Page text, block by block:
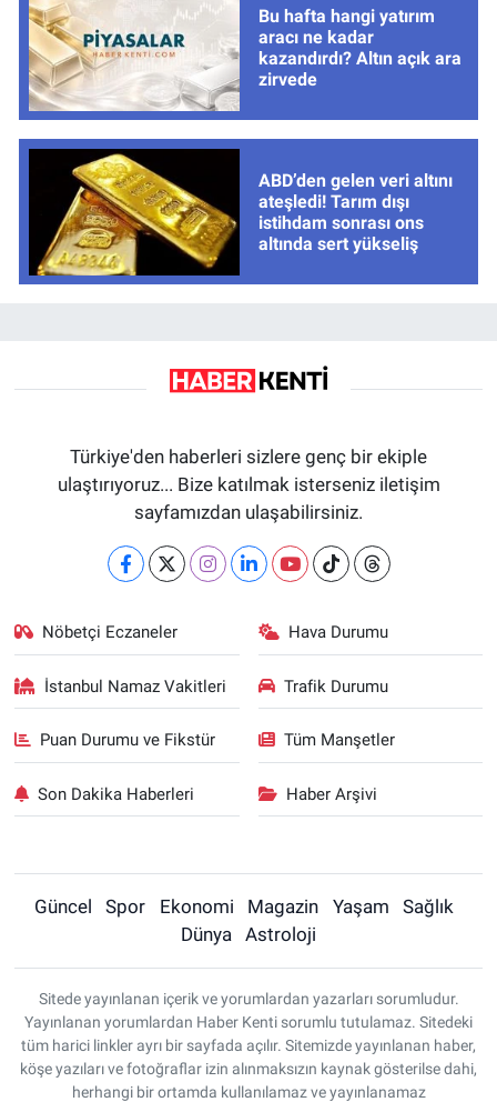
Bu hafta hangi yatırım
aracı ne kadar
kazandırdı? Altın açık ara
zirvede
ABD’den gelen veri altını
ateşledi! Tarım dışı
istihdam sonrası ons
altında sert yükseliş
Türkiye'den haberleri sizlere genç bir ekiple
ulaştırıyoruz... Bize katılmak isterseniz iletişim
sayfamızdan ulaşabilirsiniz.
Nöbetçi Eczaneler Hava Durumu
İstanbul Namaz Vakitleri Trafik Durumu
Puan Durumu ve Fikstür Tüm Manşetler
Son Dakika Haberleri Haber Arşivi
Güncel Spor Ekonomi Magazin Yaşam
Sağlık
Dünya
Astroloji
Sitede yayınlanan içerik ve yorumlardan yazarları sorumludur.
Yayınlanan yorumlardan Haber Kenti sorumlu tutulamaz. Sitedeki
tüm harici linkler ayrı bir sayfada açılır. Sitemizde yayınlanan haber,
köşe yazıları ve fotoğraflar izin alınmaksızın kaynak gösterilse dahi,
herhangi bir ortamda kullanılamaz ve yayınlanamaz